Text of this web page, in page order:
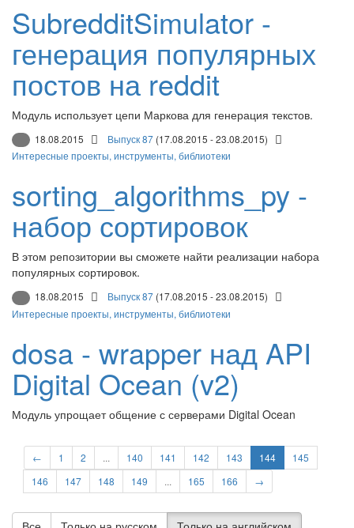
SubredditSimulator -
генерация популярных
постов на reddit
Модуль использует цепи Маркова для генерация текстов.
18.08.2015 Выпуск 87 (17.08.2015 - 23.08.2015)
Интересные проекты, инструменты, библиотеки
sorting_algorithms_py -
набор сортировок
В этом репозитории вы сможете найти реализации набора
популярных сортировок.
18.08.2015 Выпуск 87 (17.08.2015 - 23.08.2015)
Интересные проекты, инструменты, библиотеки
dosa - wrapper над API
Digital Ocean (v2)
Модуль упрощает общение с серверами Digital Ocean
← 1 2 ... 140 141 142 143 144
145
146
147 148 149 ... 165 166 →